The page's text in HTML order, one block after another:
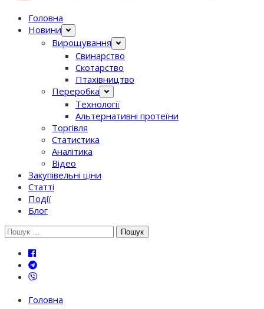
Головна
Новини
Вирощування
Свинарство
Скотарство
Птахівництво
Переробка
Технології
Альтернативні протеїни
Торгівля
Статистика
Аналітика
Відео
Закупівельні ціни
Статті
Події
Блог
Шукати:
Головна